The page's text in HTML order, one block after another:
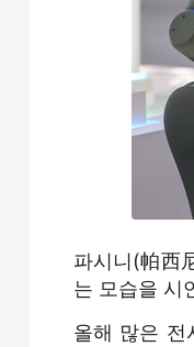
파시니(帕西
는 모습을 시
올해 많은 전